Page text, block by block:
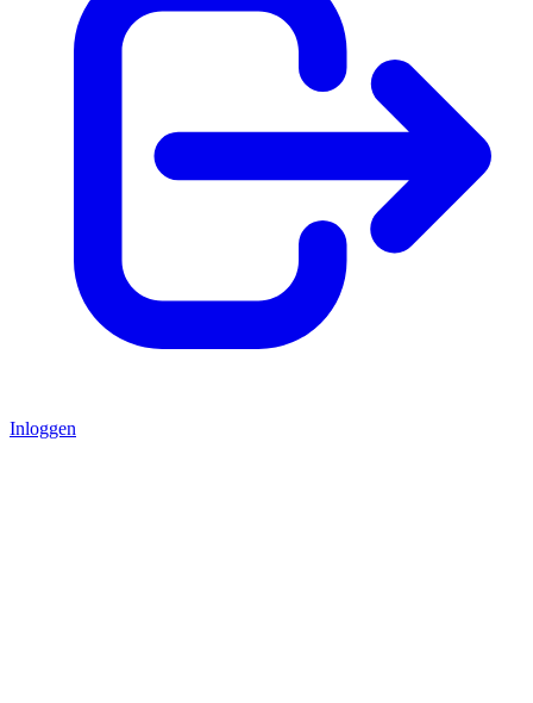
Inloggen